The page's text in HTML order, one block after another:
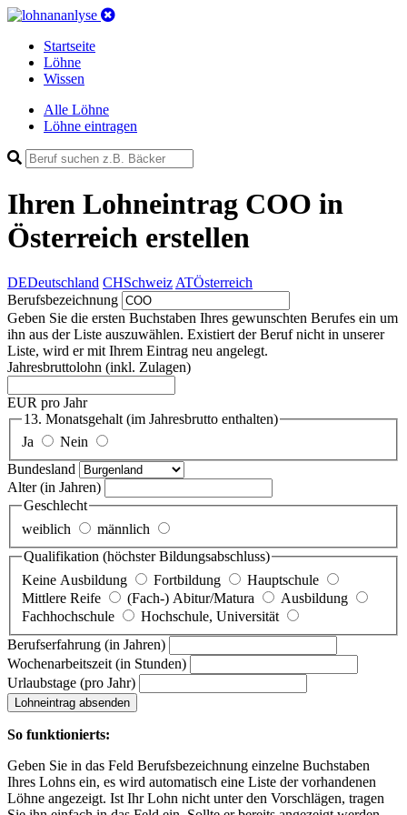
Startseite
Löhne
Wissen
Alle Löhne
Löhne eintragen
Ihren Lohneintrag COO in
Österreich erstellen
DEDeutschland CHSchweiz ATÖsterreich
Berufsbezeichnung
Geben Sie die ersten Buchstaben Ihres gewunschten Berufes ein um
ihn aus der Liste auszuwählen. Existiert der Beruf nicht in unserer
Liste, wird er mit Ihrem Eintrag neu angelegt.
Jahresbruttolohn (inkl. Zulagen)
EUR pro Jahr
13. Monatsgehalt (im Jahresbrutto enthalten)
Ja
Nein
Bundesland
Alter(in Jahren)
Geschlecht
weiblich
männlich
Qualifikation (höchster Bildungsabschluss)
Keine Ausbildung
Fortbildung
Hauptschule
Mittlere Reife
(Fach-) Abitur/Matura
Ausbildung
Fachhochschule
Hochschule, Universität
Berufserfahrung (in Jahren)
Wochenarbeitszeit (in Stunden)
Urlaubstage (pro Jahr)
Lohneintrag absenden
So funktionierts:
Geben Sie in das Feld Berufsbezeichnung einzelne Buchstaben
Ihres Lohns ein, es wird automatisch eine Liste der vorhandenen
Löhne angezeigt. Ist Ihr Lohn nicht unter den Vorschlägen, tragen